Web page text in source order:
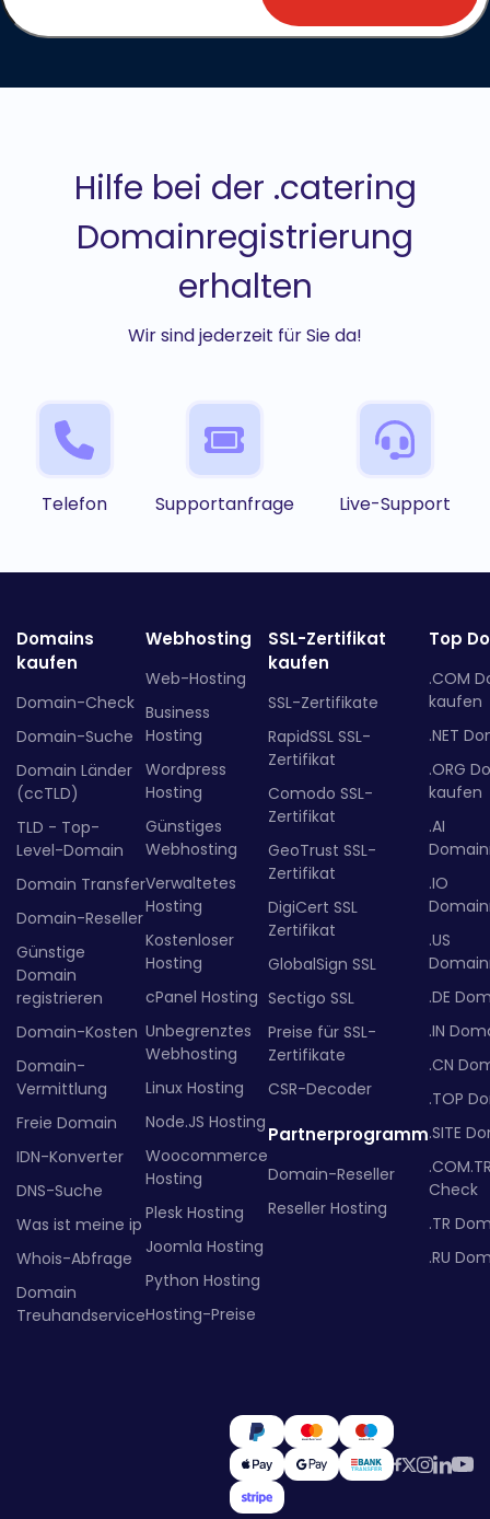
Hilfe bei der .catering
Domainregistrierung
erhalten
Wir sind jederzeit für Sie da!
Telefon Supportanfrage Live-Support
Domains
kaufen
Domain-Check
Domain-Suche
Domain Länder
(ccTLD)
TLD - Top-
Level-Domain
Domain Transfer
Domain-Reseller
Günstige
Domain
registrieren
Domain-Kosten
Domain-
Vermittlung
Freie Domain
IDN-Konverter
DNS-Suche
Was ist meine ip
Whois-Abfrage
Domain
Treuhandservice
Webhosting
Web-Hosting
Business
Hosting
Wordpress
Hosting
Günstiges
Webhosting
Verwaltetes
Hosting
Kostenloser
Hosting
cPanel Hosting
Unbegrenztes
Webhosting
Linux Hosting
Node.JS Hosting
Woocommerce
Hosting
Plesk Hosting
Joomla Hosting
Python Hosting
Hosting-Preise
SSL-Zertifikat
kaufen
SSL-Zertifikate
RapidSSL SSL-
Zertifikat
Comodo SSL-
Zertifikat
GeoTrust SSL-
Zertifikat
DigiCert SSL
Zertifikat
GlobalSign SSL
Sectigo SSL
Preise für SSL-
Zertifikate
CSR-Decoder
Partnerprogramm
Domain-Reseller
Reseller Hosting
Top
.COM
kaufen
.NET
.ORG
kaufen
.AI
.IO
.US
.DE
.IN
.CN
.TOP
.SITE
Check
.TR
.RU